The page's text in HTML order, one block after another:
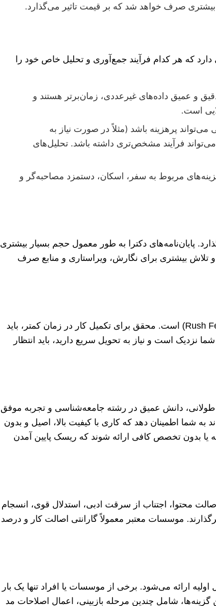
بیشتری صرف خواهد شد که بر قیمت تاثیر می‌گذارد.
که هر کدام فرآیند جمع‌آوری و تحلیل خاص خود را
و عمیق داده‌های غیرعددی، زمان‌برتر هستند و
است.
پرهزینه باشد (مثلاً در صورت نیاز به
نمونه‌گیری بزرگ و میدانی)، اما تحلیل آماری آن‌ها با نرم‌افزارهایی مانند SPSS, R, Stata می‌تواند فرآیند مشخص‌تری داشته باشد. تحلیل‌های
مربوط به سفر، اسکان، دستمزد مصاحبه‌گر و
پایان‌نامه‌های دکترا به طور معمول حجم بسیار بیشتری
تلاش بیشتری برای نگارش، ویراستاری و منابع صرف
زمان فشرده، کیفیت کار را تحت تاثیر قرار می‌دهد و معمولاً مستلزم پرداخت هزینه اضافی (Rush Fee) است. محقق برای تکمیل کار در زمان کمتر، باید
نزدیک است و نیاز به تحویل سریع دارید، باید انتظار
دانش عمیق در رشته جامعه‌شناسی و تجربه موفق
به شما اطمینان دهد که کاری با کیفیت بالا، اصیل و بدون
بدون تخصص کافی ارائه شوند که ریسک پایین آمدن
محتوا، اجتناب از سرقت ادبی، استدلال قوی، انسجام
موسسات معتبر معمولاً گارانتی اصالت کار و درصد
ارائه می‌شود. برخی از موسسات یا افراد تنها یک بار
گزینه‌ها، شامل چندین مرحله بازبینی، اعمال اصلاحات مد